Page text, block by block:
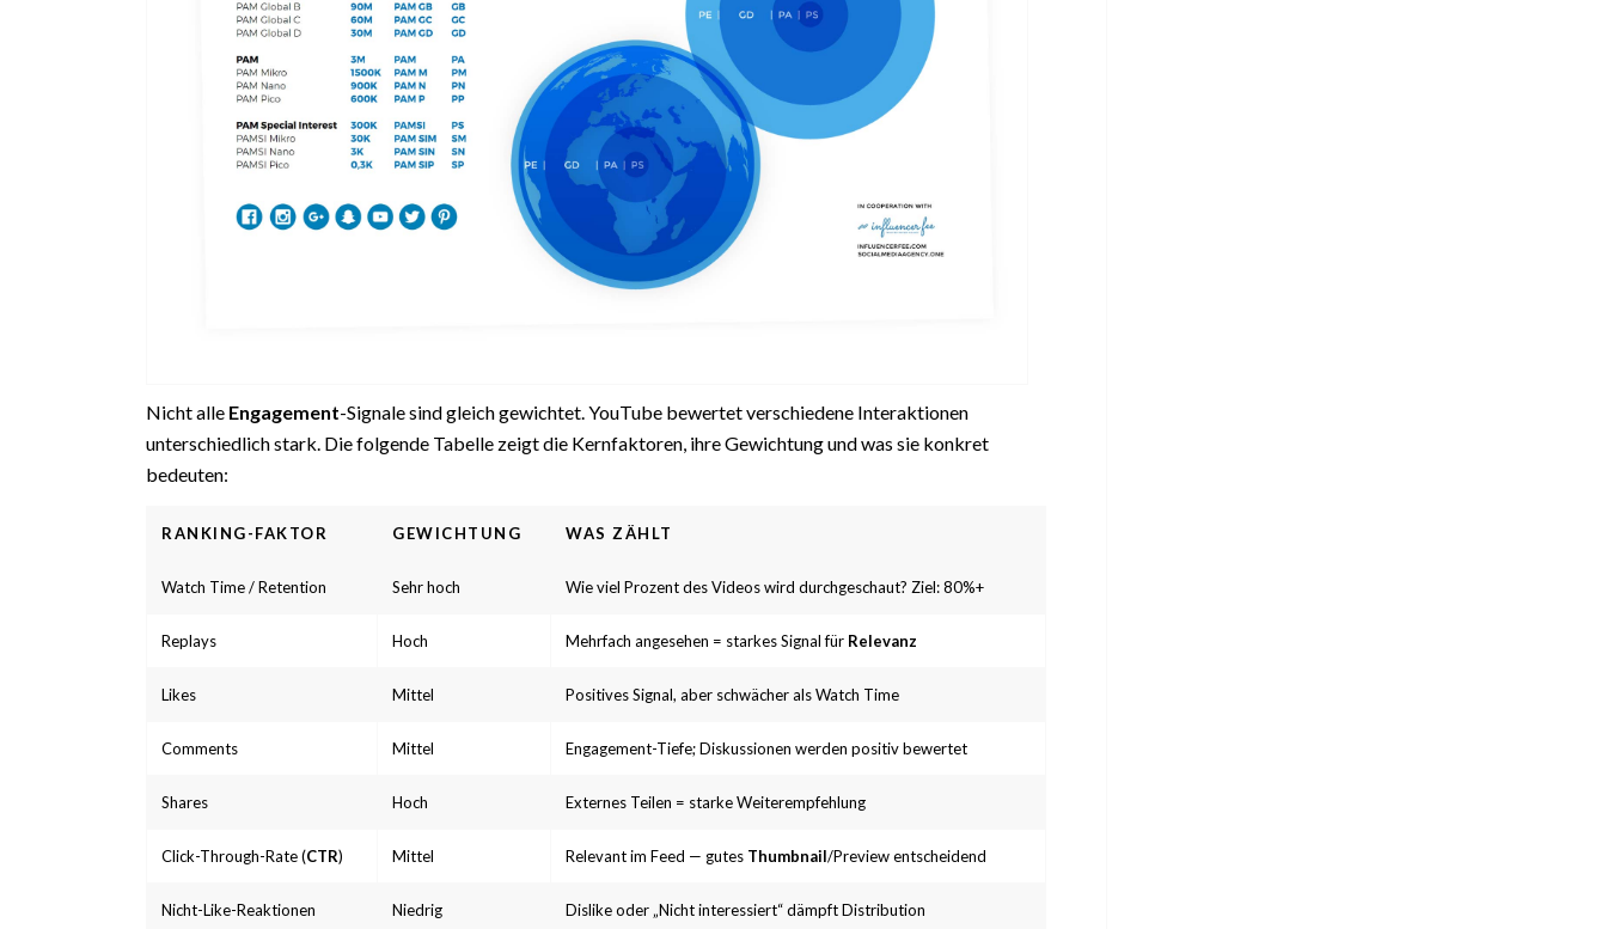
Nicht alle Engagement-Signale sind gleich gewichtet. YouTube bewertet verschiedene Interaktionen
unterschiedlich stark. Die folgende Tabelle zeigt die Kernfaktoren, ihre Gewichtung und was sie konkret
bedeuten:
RANKING-FAKTOR GEWICHTUNG WAS ZÄHLT
Watch Time / Retention Sehr hoch Wie viel Prozent des Videos wird durchgeschaut? Ziel: 80%+
Replays Hoch Mehrfach angesehen = starkes Signal für Relevanz
Likes Mittel Positives Signal, aber schwächer als Watch Time
Comments Mittel Engagement-Tiefe; Diskussionen werden positiv bewertet
Shares Hoch Externes Teilen = starke Weiterempfehlung
Click-Through-Rate (CTR) Mittel Relevant im Feed — gutes Thumbnail/Preview entscheidend
Nicht-Like-Reaktionen Niedrig Dislike oder „Nicht interessiert“ dämpft Distribution